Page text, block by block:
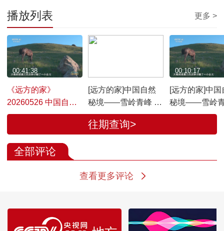
播放列表 更多 >
《远方的家》
20260526 中国自然
秘境 雪岭青峰 天山
00:41:38
[远方的家]中国自然
秘境——雪岭青峰 天
山翡翠 青杉似浪 穿
越林海
[远方的家]中国
秘境——雪岭
山翡翠 日出天
00:10:17
往期查询>
全部评论
查看更多评论